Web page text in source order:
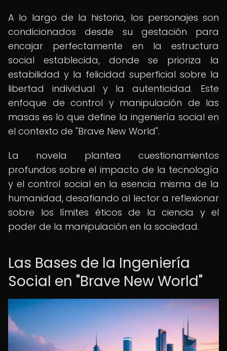
A lo largo de la historia, los personajes son
condicionados desde su gestación para
encajar perfectamente en la estructura
social establecida, donde se prioriza la
estabilidad y la felicidad superficial sobre la
libertad individual y la autenticidad. Este
enfoque de control y manipulación de las
masas es lo que define la ingeniería social en
el contexto de "Brave New World".
La novela plantea cuestionamientos
profundos sobre el impacto de la tecnología
y el control social en la esencia misma de la
humanidad, desafiando al lector a reflexionar
sobre los límites éticos de la ciencia y el
poder de la manipulación en la sociedad.
Las Bases de la Ingeniería
Social en "Brave New World"